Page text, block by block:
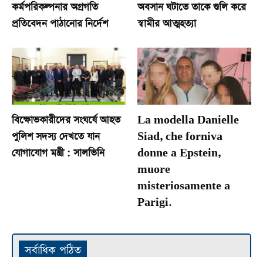
কর্মপরিকল্পনার অগ্রগতি
প্রতিবেদন পাঠানোর নির্দেশ
অবসান ঘটাতে তাকে গুলি করে
স্বামীর আত্মহত্যা
বিক্ষোভকারীদের সংঘর্ষে আহত
পুলিশ সদস্য দেখতে যান
যোগাযোগ মন্ত্রী : সালভিনি
La modella Danielle
Siad, che forniva
donne a Epstein,
muore
misteriosamente a
Parigi.
সর্বাধিক পঠিত